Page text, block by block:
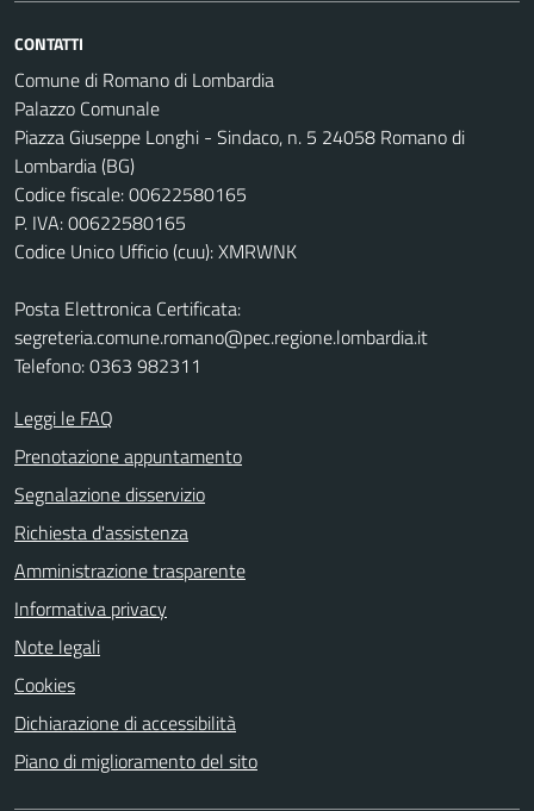
CONTATTI
Comune di Romano di Lombardia
Palazzo Comunale
Piazza Giuseppe Longhi - Sindaco, n. 5 24058 Romano di
Lombardia (BG)
Codice fiscale: 00622580165
P. IVA: 00622580165
Codice Unico Ufficio (cuu): XMRWNK
Posta Elettronica Certificata:
segreteria.comune.romano@pec.regione.lombardia.it
Telefono: 0363 982311
Leggi le FAQ
Prenotazione appuntamento
Segnalazione disservizio
Richiesta d'assistenza
Amministrazione trasparente
Informativa privacy
Note legali
Cookies
Dichiarazione di accessibilità
Piano di miglioramento del sito